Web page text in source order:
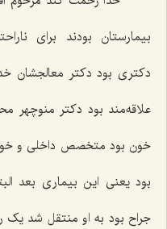
بیمارستان بودند برای
دکتری بود دکتر معالجشان
علاقه‌مند بود دکتر منوچهر
خون بود متخصص داخلی و خون
بود یعنی این بیماری بعد
جراح بود به او منتقل شد یک